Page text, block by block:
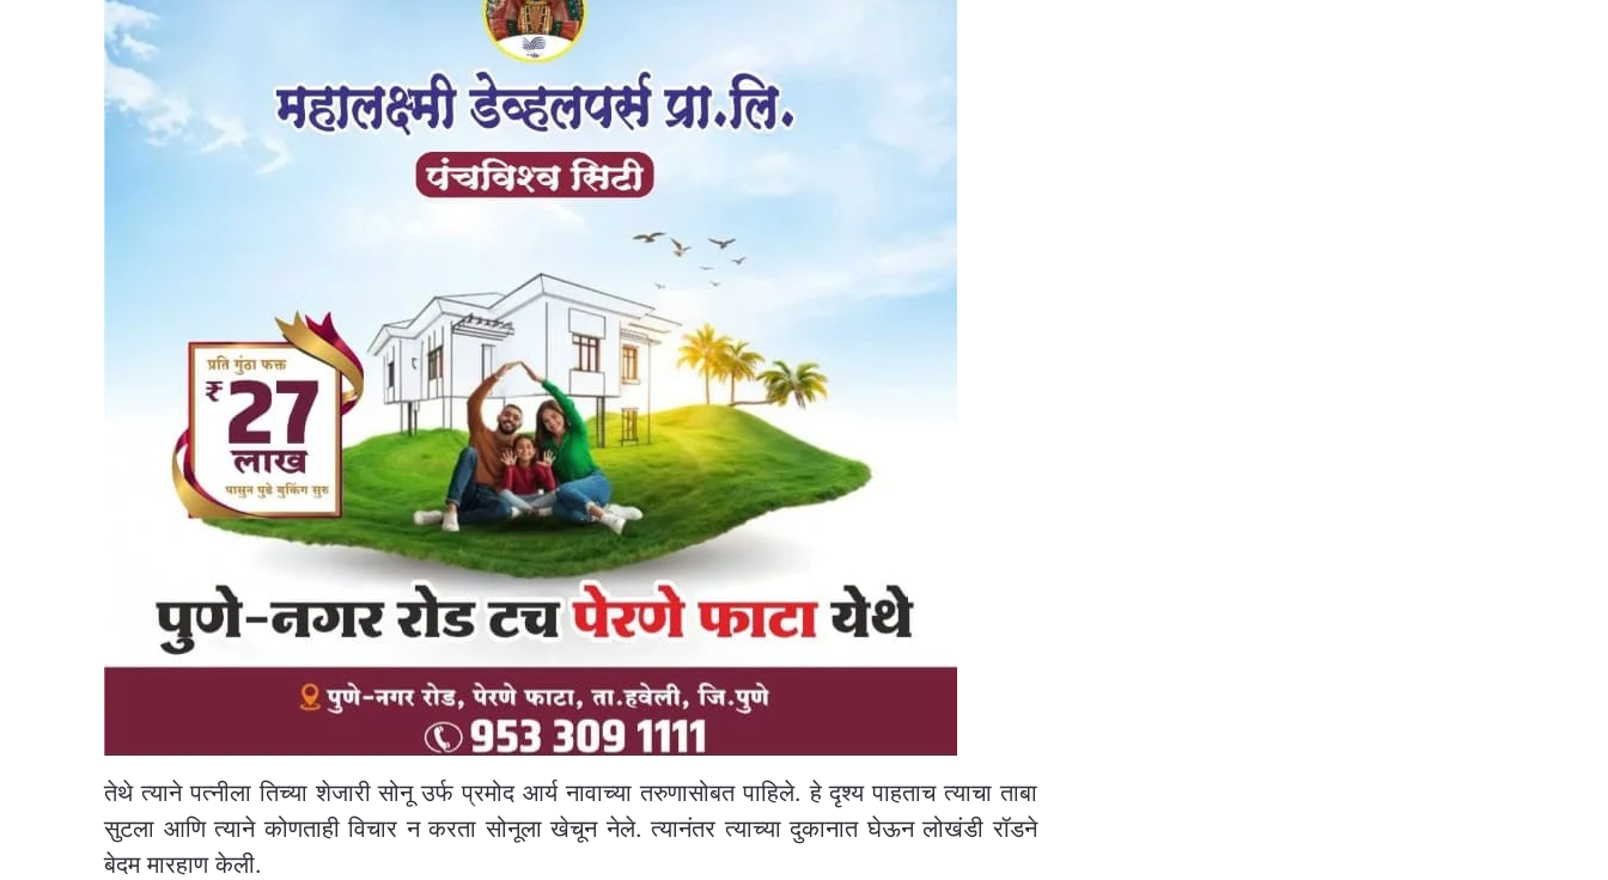
तेथे त्याने पत्नीला तिच्या शेजारी सोनू उर्फ प्रमोद आर्य नावाच्या तरुणासोबत पाहिले. हे दृश्य पाहताच त्याचा ताबा
सुटला आणि त्याने कोणताही विचार न करता सोनूला खेचून नेले. त्यानंतर त्याच्या दुकानात घेऊन लोखंडी रॉडने
बेदम मारहाण केली.